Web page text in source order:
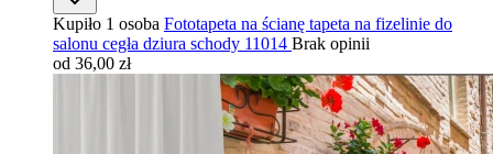
Kupiło 1 osoba Fototapeta na ścianę tapeta na fizelinie do
salonu cegła dziura schody 11014 Brak opinii
od 36,00 zł